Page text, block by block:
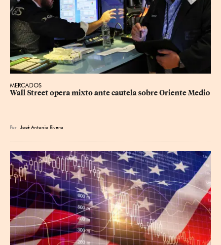
MERCADOS
Wall Street opera mixto ante cautela sobre Oriente Medio
Por José Antonio Rivera